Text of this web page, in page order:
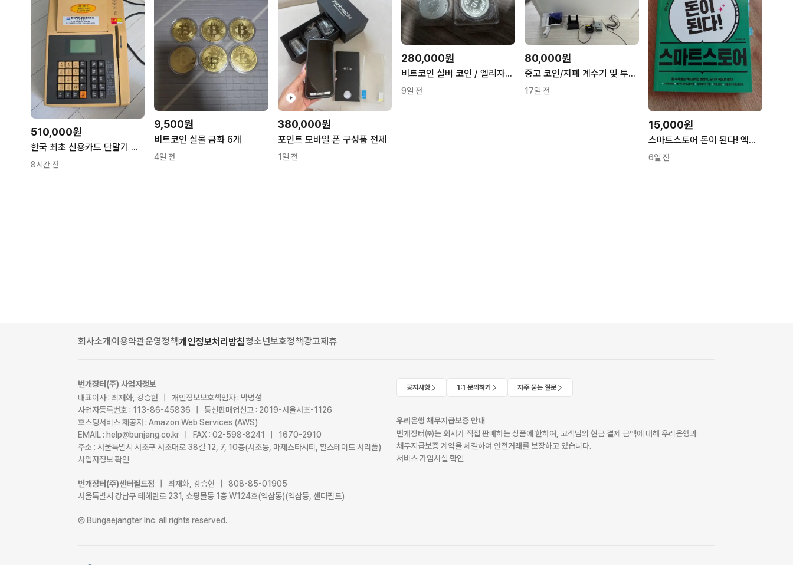
510,000원
한국 최초 신용카드 단말기 현대사 유물 맥슨 PT-9200HD
8시간 전
9,500원
비트코인 실물 금화 6개
4일 전
380,000원
포인트 모바일 폰 구성품 전체
1일 전
280,000원
비트코인 실버 코인 / 엘리자베스 2세 2달러 실버 코인2온즈
9일 전
80,000원
중고 코인/지폐 계수기 및 투입구 세트
17일 전
15,000원
스마트스토어 돈이 된다! 엑스브레인 지음
6일 전
회사소개 이용약관운영정책개인정보처리방침청소년보호정책광고제휴
번개장터(주) 사업자정보
대표이사 : 최재화, 강승현 | 개인정보보호책임자 : 박병성
사업자등록번호 : 113-86-45836 | 통신판매업신고 : 2019-서울서초-1126
호스팅서비스 제공자 : Amazon Web Services (AWS)
EMAIL : help@bunjang.co.kr | FAX : 02-598-8241 | 1670-2910
주소 : 서울특별시 서초구 서초대로 38길 12, 7, 10층(서초동, 마제스타시티, 힐스테이트 서리풀)
사업자정보 확인
번개장터(주)센터필드점
| 최재화, 강승현 | 808-85-01905
서울특별시 강남구 테헤란로 231, 쇼핑몰동 1층 W124호(역삼동)(역삼동, 센터필드)
Ⓒ Bungaejangter Inc. all rights reserved.
공지사항 1:1 문의하기 자주 묻는 질문
우리은행 채무지급보증 안내
번개장터㈜는 회사가 직접 판매하는 상품에 한하여, 고객님의 현금 결제 금액에 대해 우리은행과
채무지급보증 계약을 체결하여 안전거래를 보장하고 있습니다.
서비스 가입사실 확인